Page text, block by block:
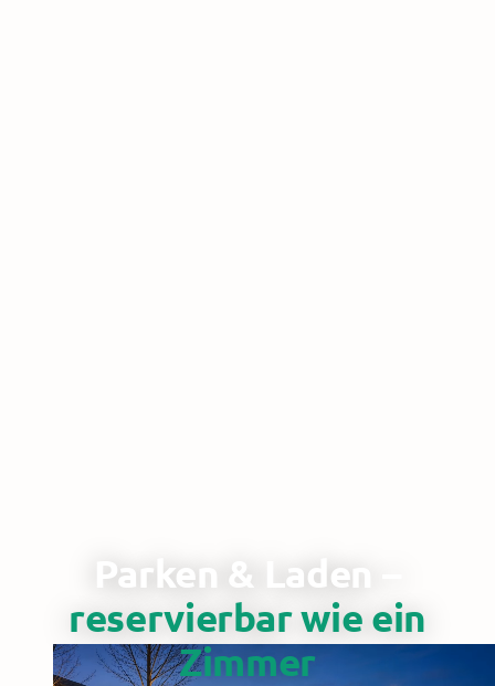
Parken & Laden –
reservierbar wie ein
Zimmer